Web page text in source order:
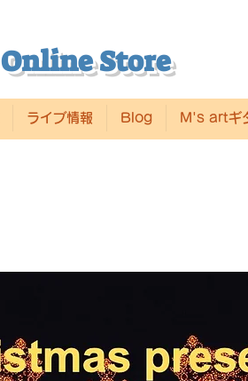
Online Store
ライブ情報 Blog M's artギ